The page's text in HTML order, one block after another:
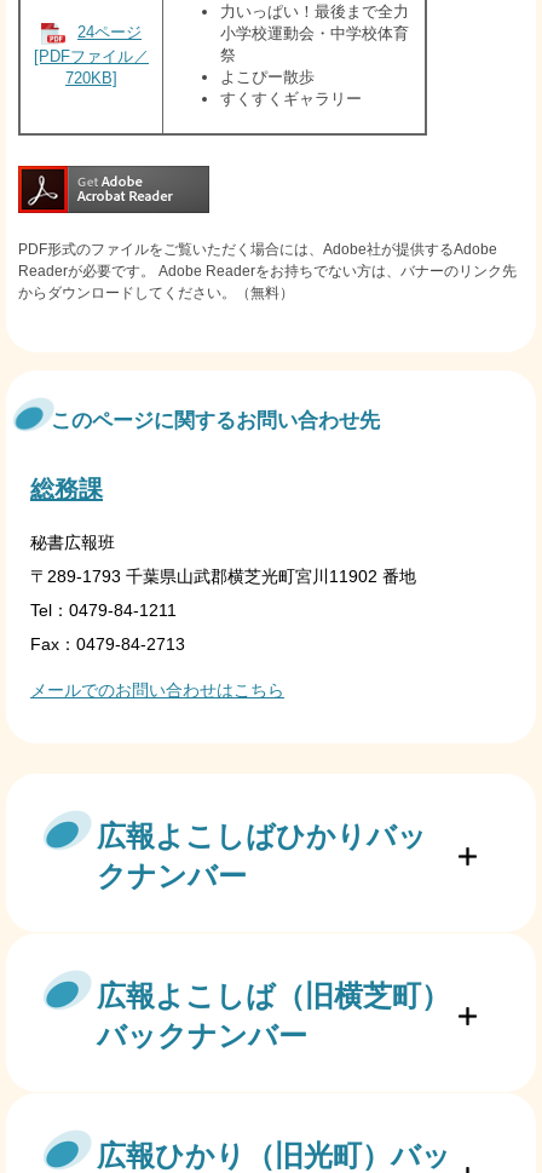
24ページ
[PDFファイル／
720KB]
力いっぱい！最後まで全力
小学校運動会・中学校体育
祭
よこぴー散歩
すくすくギャラリー
PDF形式のファイルをご覧いただく場合には、Adobe社が提供するAdobe
Readerが必要です。
Adobe Readerをお持ちでない方は、バナーのリンク先
からダウンロードしてください。（無料）
このページに関するお問い合わせ先
総務課
秘書広報班
〒289-1793 千葉県山武郡横芝光町宮川11902 番地
Tel：0479-84-1211
Fax：0479-84-2713
メールでのお問い合わせはこちら
広報よこしばひかりバッ
クナンバー
広報よこしば（旧横芝町）
バックナンバー
広報ひかり（旧光町）バッ